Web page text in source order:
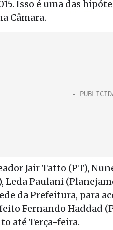
Isso é uma das
Câmara.
Jair Tatto (PT),
Leda Paulani
da Prefeitura, para
Fernando Haddad
até Terça-feira.